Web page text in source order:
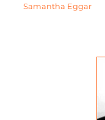
Samantha Eggar